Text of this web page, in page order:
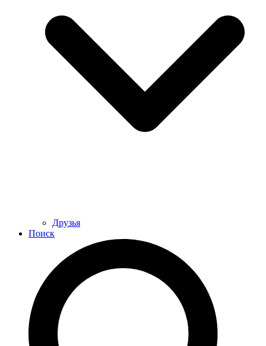
Друзья
Поиск